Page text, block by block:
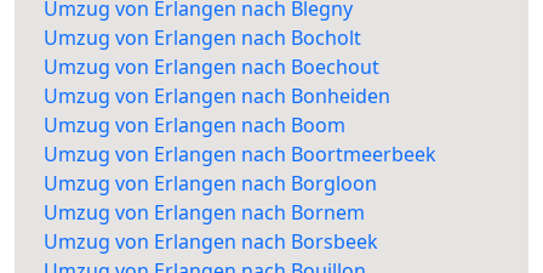
Umzug von Erlangen nach Blegny
Umzug von Erlangen nach Bocholt
Umzug von Erlangen nach Boechout
Umzug von Erlangen nach Bonheiden
Umzug von Erlangen nach Boom
Umzug von Erlangen nach Boortmeerbeek
Umzug von Erlangen nach Borgloon
Umzug von Erlangen nach Bornem
Umzug von Erlangen nach Borsbeek